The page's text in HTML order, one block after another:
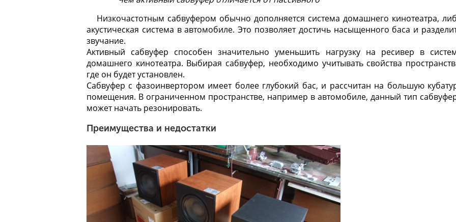
Низкочастотным сабвуфером обычно дополняется система домашнего кинотеатра,
акустическая система в автомобиле. Это позволяет достичь насыщенного баса и
звучание.
Активный сабвуфер способен значительно уменьшить нагрузку на ресивер в
домашнего кинотеатра. Выбирая сабвуфер, необходимо учитывать свойства
где он будет установлен.
Сабвуфер с фазоинвертором имеет более глубокий бас, и рассчитан на большую
помещения. В ограниченном пространстве, например в автомобиле, данный тип
может начать резонировать.
Преимущества и недостатки